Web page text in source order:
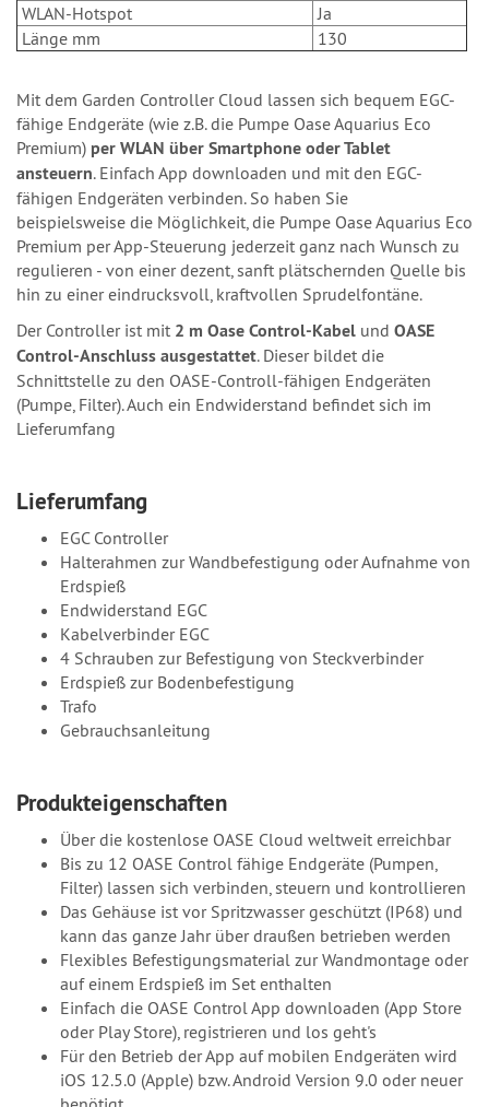
WLAN-Hotspot
Ja
Länge mm
130
Mit dem Garden Controller Cloud lassen sich bequem EGC-
fähige Endgeräte (wie z.B. die Pumpe Oase Aquarius Eco
Premium) per WLAN über Smartphone oder Tablet
ansteuern. Einfach App downloaden und mit den EGC-
fähigen Endgeräten verbinden. So haben Sie
beispielsweise die Möglichkeit, die Pumpe Oase Aquarius Eco
Premium per App-Steuerung jederzeit ganz nach Wunsch zu
regulieren - von einer dezent, sanft plätschernden Quelle bis
hin zu einer eindrucksvoll, kraftvollen Sprudelfontäne.
Der Controller ist mit 2 m Oase Control-Kabel und OASE
Control-Anschluss ausgestattet. Dieser bildet die
Schnittstelle zu den OASE-Controll-fähigen Endgeräten
(Pumpe, Filter). Auch ein Endwiderstand befindet sich im
Lieferumfang
Lieferumfang
EGC Controller
Halterahmen zur Wandbefestigung oder Aufnahme von
Erdspieß
Endwiderstand EGC
Kabelverbinder EGC
4 Schrauben zur Befestigung von Steckverbinder
Erdspieß zur Bodenbefestigung
Trafo
Gebrauchsanleitung
Produkteigenschaften
Über die kostenlose OASE Cloud weltweit erreichbar
Bis zu 12 OASE Control fähige Endgeräte (Pumpen,
Filter) lassen sich verbinden, steuern und kontrollieren
Das Gehäuse ist vor Spritzwasser geschützt (IP68) und
kann das ganze Jahr über draußen betrieben werden
Flexibles Befestigungsmaterial zur Wandmontage oder
auf einem Erdspieß im Set enthalten
Einfach die OASE Control App downloaden (App Store
oder Play Store), registrieren und los geht's
Für den Betrieb der App auf mobilen Endgeräten wird
iOS 12.5.0 (Apple) bzw. Android Version 9.0 oder neuer